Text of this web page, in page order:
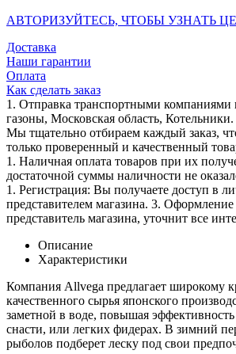
АВТОРИЗУЙТЕСЬ, ЧТОБЫ УЗНАТЬ
Доставка
Наши гарантии
Оплата
Как сделать заказ
1. Отправка транспортными
газоны, Московская область,
Мы тщательно отбираем каждый заказ,
только проверенный и качественный
1. Наличная оплата товаров при их
достаточной суммы наличности не
1. Регистрация: Вы получаете доступ в
представителем магазина. 3.
представитель магазина, уточнит все
Описание
Характеристики
Компания Allvega предлагает широкому
качественного сырья японского
заметной в воде, повышая
снасти, или легких фидерах. В зимний
рыболов подберет леску под свои